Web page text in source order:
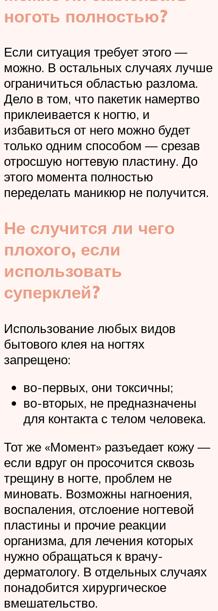
ноготь полностью?
Если ситуация требует этого —
можно. В остальных случаях лучше
ограничиться областью разлома.
Дело в том, что пакетик намертво
приклеивается к ногтю, и
избавиться от него можно будет
только одним способом — срезав
отросшую ногтевую пластину. До
этого момента полностью
переделать маникюр не получится.
Не случится ли чего
плохого, если
использовать
суперклей?
Использование любых видов
бытового клея на ногтях
запрещено:
во-первых, они токсичны;
во-вторых, не предназначены
для контакта с телом человека.
Тот же «Момент» разъедает кожу —
если вдруг он просочится сквозь
трещину в ногте, проблем не
миновать. Возможны нагноения,
воспаления, отслоение ногтевой
пластины и прочие реакции
организма, для лечения которых
нужно обращаться к врачу-
дерматологу. В отдельных случаях
понадобится хирургическое
вмешательство.